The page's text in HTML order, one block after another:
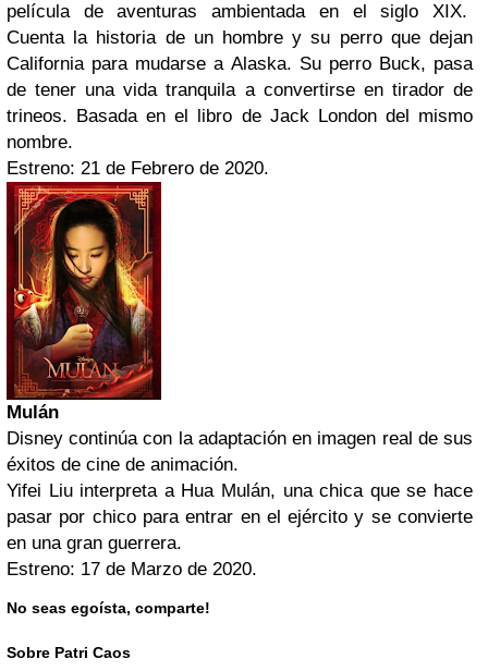
película de aventuras ambientada en el siglo XIX.
Cuenta la historia de un hombre y su perro que dejan
California para mudarse a Alaska. Su perro Buck, pasa
de tener una vida tranquila a convertirse en tirador de
trineos. Basada en el libro de Jack London del mismo
nombre.
Estreno: 21 de Febrero de 2020.
Mulán
Disney continúa con la adaptación en imagen real de sus
éxitos de cine de animación.
Yifei Liu interpreta a Hua Mulán, una chica que se hace
pasar por chico para entrar en el ejército y se convierte
en una gran guerrera.
Estreno: 17 de Marzo de 2020.
No seas egoísta, comparte!
Sobre Patri Caos